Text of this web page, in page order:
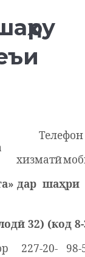
Телефон
хизматӣ
дар шаҳри
32) (код
227-20-
98-